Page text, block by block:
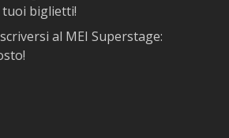
tuoi biglietti!
al MEI Superstage: